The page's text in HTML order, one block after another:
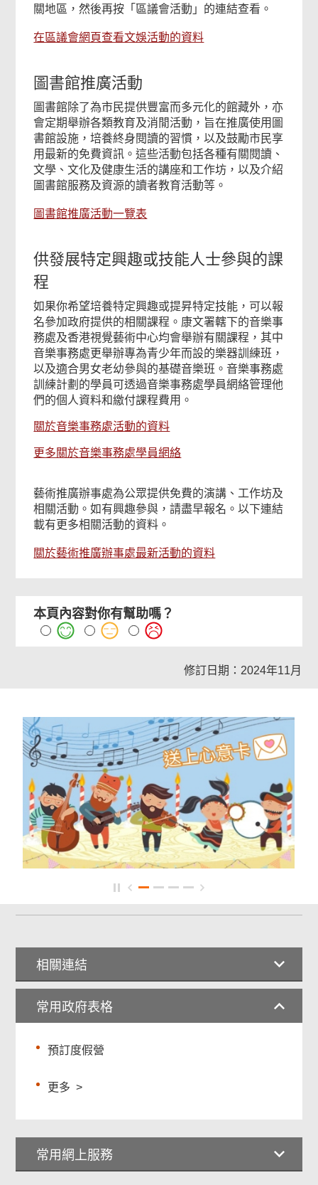
關地區，然後再按「區議會活動」的連結查看。
在區議會網頁查看文娛活動的資料
圖書館推廣活動
圖書館除了為市民提供豐富而多元化的館藏外，亦
會定期舉辦各類教育及消閒活動，旨在推廣使用圖
書館設施，培養終身閱讀的習慣，以及鼓勵市民享
用最新的免費資訊。這些活動包括各種有關閱讀、
文學、文化及健康生活的講座和工作坊，以及介紹
圖書館服務及資源的讀者教育活動等。
圖書館推廣活動一覽表
供發展特定興趣或技能人士參與的課
程
如果你希望培養特定興趣或提昇特定技能，可以報
名參加政府提供的相關課程。康文署轄下的音樂事
務處及香港視覺藝術中心均會舉辦有關課程，其中
音樂事務處更舉辦專為青少年而設的樂器訓練班，
以及適合男女老幼參與的基礎音樂班。音樂事務處
訓練計劃的學員可透過音樂事務處學員網絡管理他
們的個人資料和繳付課程費用。
關於音樂事務處活動的資料
更多關於音樂事務處學員網絡
藝術推廣辦事處為公眾提供免費的演講、工作坊及
相關活動。如有興趣參與，請盡早報名。以下連結
載有更多相關活動的資料。
關於藝術推廣辦事處最新活動的資料
本頁內容對你有幫助嗎？
修訂日期：2024年11月
相關連結
常用政府表格
預訂度假營
更多 >
常用網上服務